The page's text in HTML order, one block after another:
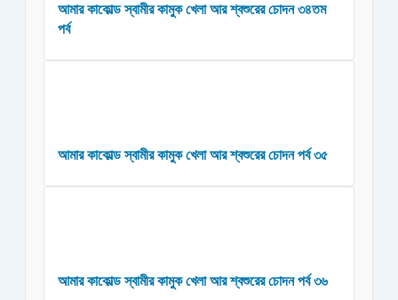
আমার কাকোল্ড স্বামীর কামুক খেলা আর শ্বশুরের চোদন ৩৪তম
পর্ব
আমার কাকোল্ড স্বামীর কামুক খেলা আর শ্বশুরের চোদন পর্ব ৩৫
আমার কাকোল্ড স্বামীর কামুক খেলা আর শ্বশুরের চোদন পর্ব ৩৬